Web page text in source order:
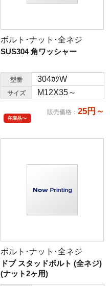
ボルト･ナット･全ネジ
SUS304 角ワッシャー
型番 304ｶｸW
サイズ M12X35～
販売価格 ： 25円～
ボルト･ナット･全ネジ
ドブ スタッドボルト (全ネジ)
(ナット2ヶ用)